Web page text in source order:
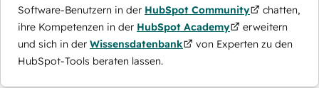
Software-Benutzern in der HubSpot Community
chatten,
ihre Kompetenzen in der HubSpot Academy
erweitern
und sich in der Wissensdatenbank
von Experten zu den
HubSpot-Tools beraten lassen.